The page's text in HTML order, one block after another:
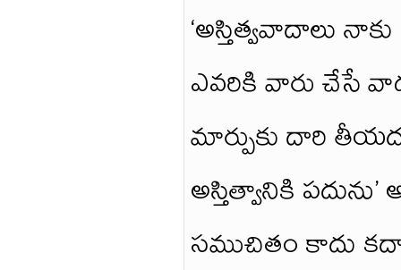
‘అస్తిత్వవాదాలు
ఎవరికి వారు చేసే
మార్పుకు దారి
అస్తిత్వానికి
సముచితం కాదు